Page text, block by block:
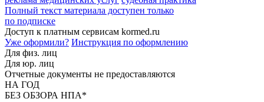
Полный текст материала доступен только
по подписке
Доступ к платным сервисам kormed.ru
Уже оформили? Инструкция по оформлению
Для физ. лиц
Для юр. лиц
Отчетные документы не предоставляются
НА ГОД
БЕЗ ОБЗОРА НПА*